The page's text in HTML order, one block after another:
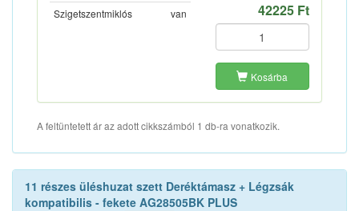
Szigetszentmiklós
van 42225 Ft
Kosárba
A feltüntetett ár az adott cikkszámból 1 db-ra vonatkozik.
11 részes üléshuzat szett Deréktámasz + Légzsák
kompatibilis - fekete AG28505BK PLUS